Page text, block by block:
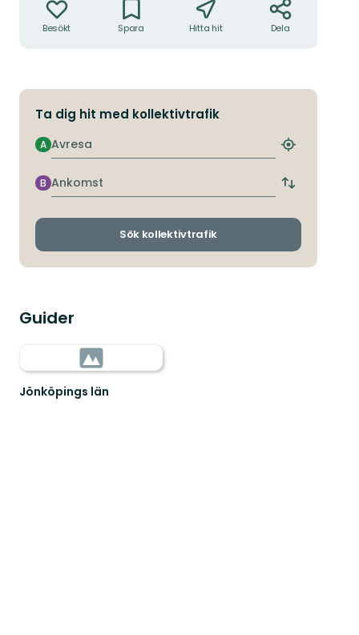
Besökt Spara Hitta hit Dela
Ta dig hit med kollektivtrafik
Avresa
A
Hitta
hållplats
Ankomst
B
Byt
och
Sök kollektivtrafik
Guider
Jönköpings län